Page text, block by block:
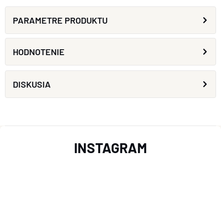
PARAMETRE PRODUKTU
HODNOTENIE
DISKUSIA
INSTAGRAM